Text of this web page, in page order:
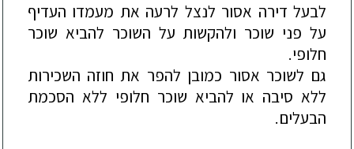
לבעל דירה אסור לנצל לרעה את מעמדו העדיף
על פני שוכר ולהקשות על השוכר להביא שוכר
חלופי.
גם לשוכר אסור כמובן להפר את חוזה השכירות
ללא סיבה או להביא שוכר חלופי ללא הסכמת
הבעלים.